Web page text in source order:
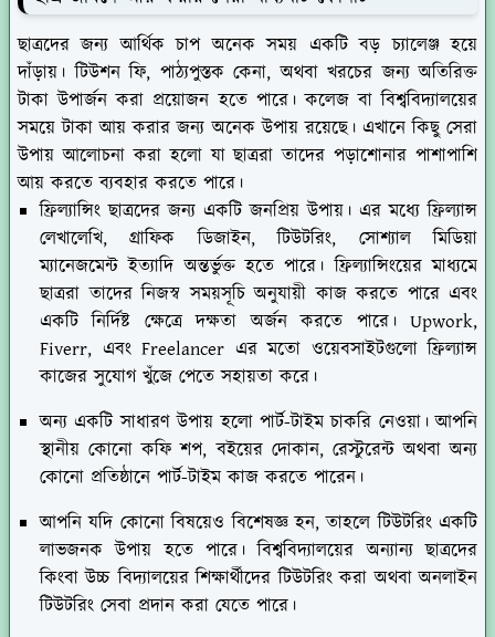
ছাত্রদের জন্য আর্থিক চাপ অনেক সময় একটি বড় চ্যালেঞ্জ হয়ে
দাঁড়ায়। টিউশন ফি, পাঠ্যপুস্তক কেনা, অথবা খরচের জন্য অতিরিক্ত
টাকা উপার্জন করা প্রয়োজন হতে পারে। কলেজ বা বিশ্ববিদ্যালয়ের
সময়ে টাকা আয় করার জন্য অনেক উপায় রয়েছে। এখানে কিছু সেরা
উপায় আলোচনা করা হলো যা ছাত্ররা তাদের পড়াশোনার পাশাপাশি
আয় করতে ব্যবহার করতে পারে।
ফ্রিল্যান্সিং ছাত্রদের জন্য একটি জনপ্রিয় উপায়। এর মধ্যে ফ্রিল্যান্স
লেখালেখি, গ্রাফিক ডিজাইন, টিউটরিং, সোশ্যাল মিডিয়া
ম্যানেজমেন্ট ইত্যাদি অন্তর্ভুক্ত হতে পারে। ফ্রিল্যান্সিংয়ের মাধ্যমে
ছাত্ররা তাদের নিজস্ব সময়সূচি অনুযায়ী কাজ করতে পারে এবং
একটি নির্দিষ্ট ক্ষেত্রে দক্ষতা অর্জন করতে পারে। Upwork,
Fiverr, এবং Freelancer এর মতো ওয়েবসাইটগুলো ফ্রিল্যান্স
কাজের সুযোগ খুঁজে পেতে সহায়তা করে।
অন্য একটি সাধারণ উপায় হলো পার্ট-টাইম চাকরি নেওয়া। আপনি
স্থানীয় কোনো কফি শপ, বইয়ের দোকান, রেস্টুরেন্ট অথবা অন্য
কোনো প্রতিষ্ঠানে পার্ট-টাইম কাজ করতে পারেন।
আপনি যদি কোনো বিষয়েও বিশেষজ্ঞ হন, তাহলে টিউটরিং একটি
লাভজনক উপায় হতে পারে। বিশ্ববিদ্যালয়ের অন্যান্য ছাত্রদের
কিংবা উচ্চ বিদ্যালয়ের শিক্ষার্থীদের টিউটরিং করা অথবা অনলাইন
টিউটরিং সেবা প্রদান করা যেতে পারে।